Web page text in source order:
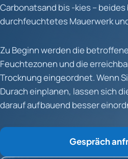
Carbonatsand bis -kies –
durchfeuchtetes Mauerwerk
Zu Beginn werden die
Feuchtezonen und die
Trocknung eingeordnet. Wenn
Durach einplanen, lassen sich
darauf aufbauend besser
Gespräch